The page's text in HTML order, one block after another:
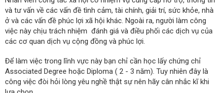
và tư vấn về các vấn đề tình cảm, tài chính, giải trí, sức khỏe, nhà
ở và các vấn đề phúc lợi xã hội khác. Ngoài ra, người làm công
việc này chịu trách nhiệm đánh giá và điều phối các dịch vụ của
các cơ quan dịch vụ cộng đồng và phúc lợi.
Để làm việc trong lĩnh vực này bạn chỉ cần học lấy chứng chỉ
Associated Degree hoặc Diploma ( 2 - 3 năm). Tuy nhiên đây là
công việc đòi hỏi lòng yêu nghề thật sự nên hãy cân nhắc kĩ khi